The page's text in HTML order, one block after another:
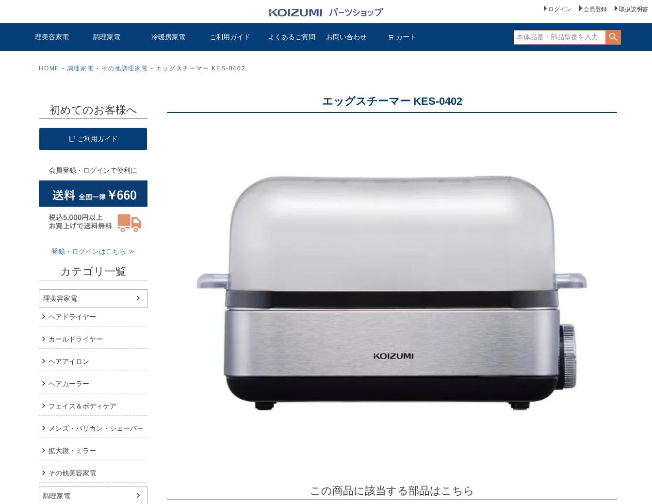
ログイン 会員登録 取扱説明書
理美容家電 調理家電 冷暖房家電 ご利用ガイド よくあるご質問 お問い合わせ カート
検索
HOME 調理家電 その他調理家電 エッグスチーマー KES-0402
初めてのお客様へ
ご利用ガイド
会員登録・ログインで便利に
登録・ログインはこちら ≫
カテゴリ一覧
理美容家電
ヘアドライヤー
カールドライヤー
ヘアアイロン
ヘアカーラー
フェイス＆ボディケア
メンズ・バリカン・シェーバー
拡大鏡・ミラー
その他美容家電
調理家電
エッグスチーマー KES-0402
この商品に該当する部品はこちら